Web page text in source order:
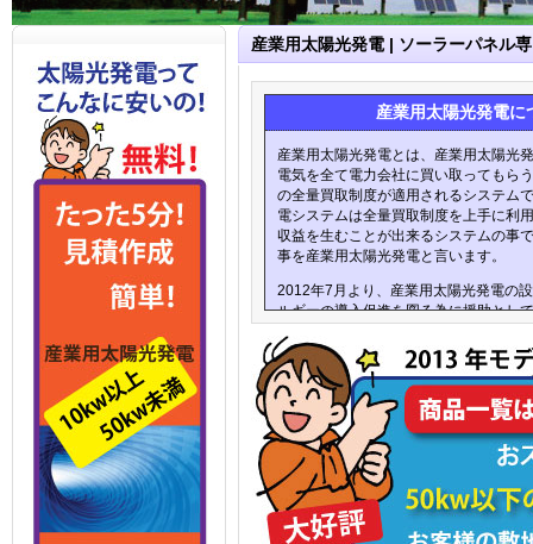
産業用太陽光発電 | ソーラーパネル
産業用太陽光発電に
産業用太陽光発電とは、産業用太陽光
電気を全て電力会社に買い取ってもら
の全量買取制度が適用されるシステム
電システムは全量買取制度を上手に利
収益を生むことが出来るシステムの事
事を産業用太陽光発電と言います。
2012年7月より、産業用太陽光発電の
ルギーの導入促進を図る為に援助とし
るために必要な設備資金を融資する制
ー対策貸付と言います。再生エネルギ
非化石エネルギーを導入するために必
に限られています。産業用太陽光発電
光、太陽熱、風力、温度差エネルギー
ー、雪氷、地熱、水力などの項目にも
も、産業用太陽光発電が有利と言える
光発電でもう一つ重要なことは、産業
についてです。